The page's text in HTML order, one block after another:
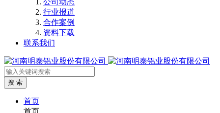
公司动态
行业报道
合作案例
资料下载
联系我们
首页
首页